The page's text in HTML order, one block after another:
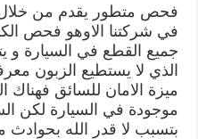
فحص متطور يقدم من خلال
في شركتنا الاوهو فحص
جميع القطع في السيارة
الذي لا يستطيع الزبون
ميزة الامان للسائق فهناك
موجودة في السيارة لكن
بتسبب لا قدر الله بحوادث